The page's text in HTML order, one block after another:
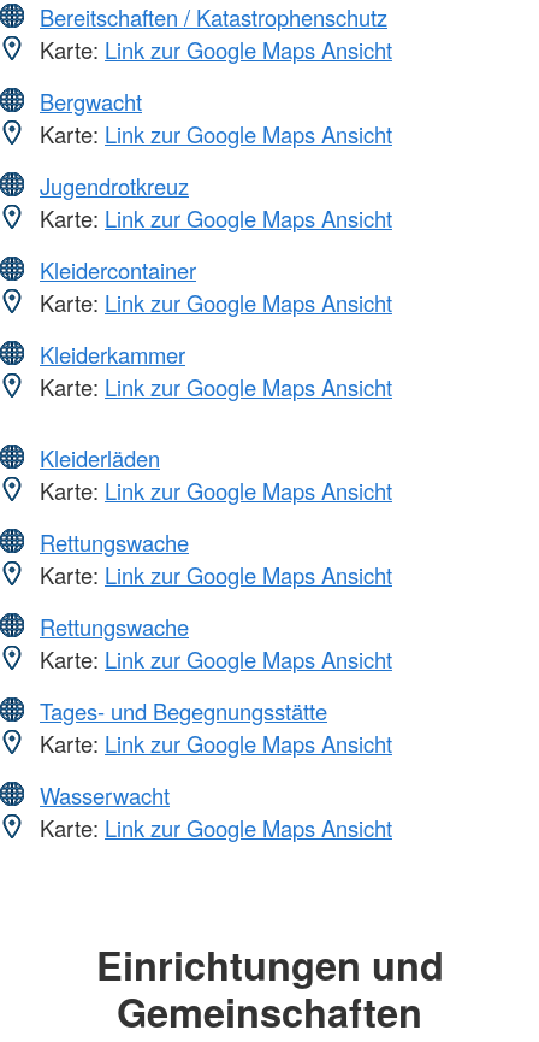
Bereitschaften / Katastrophenschutz
Karte: Link zur Google Maps Ansicht
Bergwacht
Karte: Link zur Google Maps Ansicht
Jugendrotkreuz
Karte: Link zur Google Maps Ansicht
Kleidercontainer
Karte: Link zur Google Maps Ansicht
Kleiderkammer
Karte: Link zur Google Maps Ansicht
Kleiderläden
Karte: Link zur Google Maps Ansicht
Rettungswache
Karte: Link zur Google Maps Ansicht
Rettungswache
Karte: Link zur Google Maps Ansicht
Tages- und Begegnungsstätte
Karte: Link zur Google Maps Ansicht
Wasserwacht
Karte: Link zur Google Maps Ansicht
Einrichtungen und
Gemeinschaften